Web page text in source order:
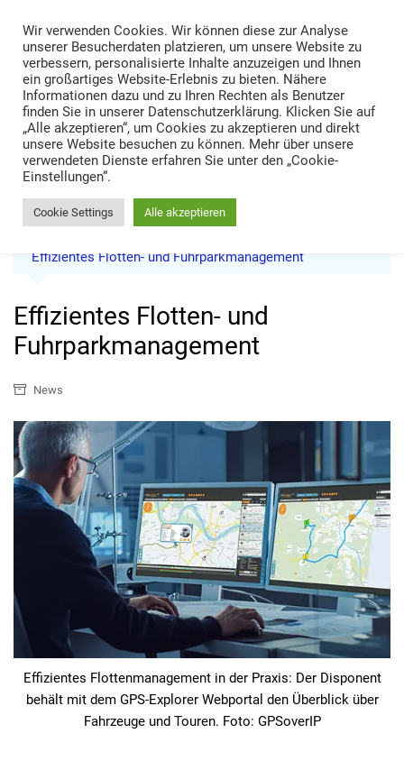
content
TRANS LOGISTIK NEWS
Technik • Kompetenz • Management
Effizientes Flotten- und Fuhrparkmanagement
Effizientes Flotten- und
Fuhrparkmanagement
News
Effizientes Flottenmanagement in der Praxis: Der Disponent
behält mit dem GPS-Explorer Webportal den Überblick über
Fahrzeuge und Touren. Foto: GPSoverIP
Wir verwenden Cookies. Wir können diese zur Analyse
unserer Besucherdaten platzieren, um unsere Website zu
verbessern, personalisierte Inhalte anzuzeigen und Ihnen
ein großartiges Website-Erlebnis zu bieten. Nähere
Informationen dazu und zu Ihren Rechten als Benutzer
finden Sie in unserer Datenschutzerklärung. Klicken Sie auf
„Alle akzeptieren“, um Cookies zu akzeptieren und direkt
unsere Website besuchen zu können. Mehr über unsere
verwendeten Dienste erfahren Sie unter den „Cookie-
Einstellungen“.
Cookie Settings Alle akzeptieren